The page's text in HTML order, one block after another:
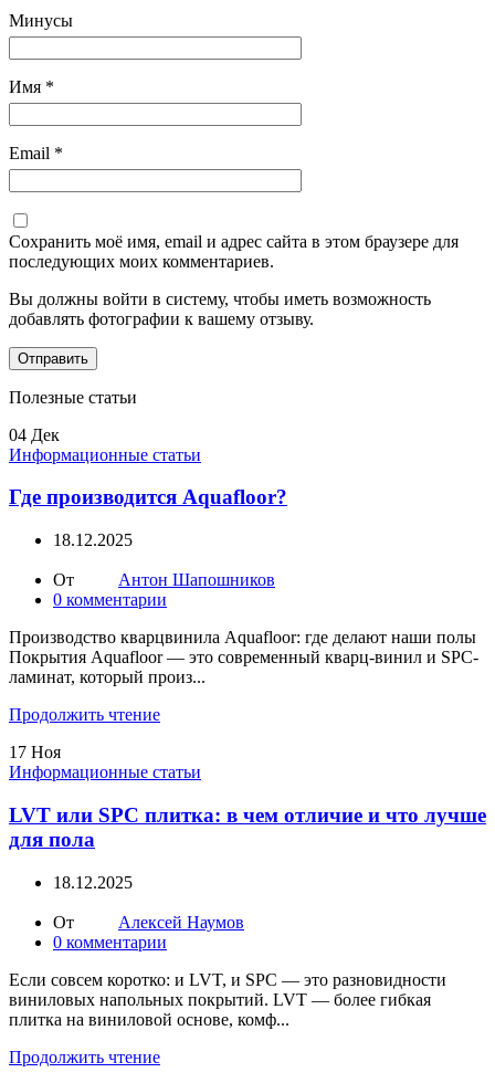
Минусы
Имя *
Email *
Сохранить моё имя, email и адрес сайта в этом браузере для
последующих моих комментариев.
Вы должны войти в систему, чтобы иметь возможность
добавлять фотографии к вашему отзыву.
Полезные статьи
04 Дек
Информационные статьи
Где производится Aquafloor?
18.12.2025
От
Антон Шапошников
0 комментарии
Производство кварцвинила Aquafloor: где делают наши полы
Покрытия Aquafloor — это современный кварц-винил и SPC-
ламинат, который произ...
Продолжить чтение
17 Ноя
Информационные статьи
LVT или SPC плитка: в чем отличие и что лучше
для пола
18.12.2025
От
Алексей Наумов
0 комментарии
Если совсем коротко: и LVT, и SPC — это разновидности
виниловых напольных покрытий. LVT — более гибкая
плитка на виниловой основе, комф...
Продолжить чтение